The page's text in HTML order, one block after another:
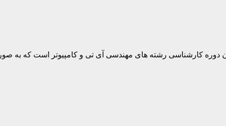
دوره کارشناسی رشته های مهندسی آی تی و کامپیوتر است که به